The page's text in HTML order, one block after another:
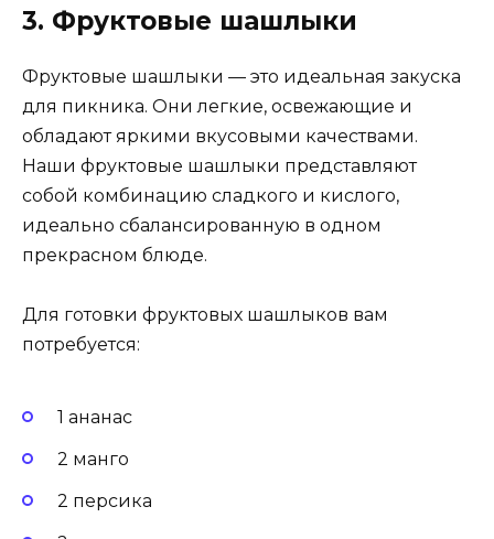
3. Фруктовые шашлыки
Фруктовые шашлыки — это идеальная закуска
для пикника. Они легкие, освежающие и
обладают яркими вкусовыми качествами.
Наши фруктовые шашлыки представляют
собой комбинацию сладкого и кислого,
идеально сбалансированную в одном
прекрасном блюде.
Для готовки фруктовых шашлыков вам
потребуется:
1 ананас
2 манго
2 персика